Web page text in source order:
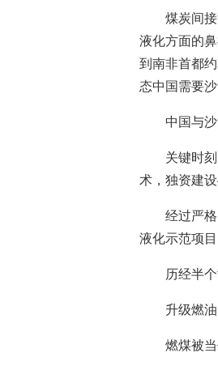
煤炭间
液化方面的
到南非首都
态中国需要
中国与
关键时
术，独资建
经过严
液化示范项
历经半
升级燃
燃煤被